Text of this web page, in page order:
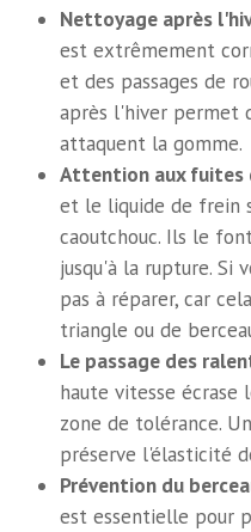
Nettoyage après
est extrêmement
et des passages de
après l'hiver permet
attaquent la gomme.
Attention aux fuites
et le liquide de frein
caoutchouc. Ils le
jusqu'à la rupture. Si
pas à réparer, car
triangle ou de
Le passage des
haute vitesse écrase
zone de tolérance.
préserve l'élasticité
Prévention du
est essentielle pour